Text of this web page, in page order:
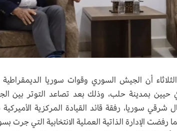
الثلاثاء أن الجيش السوري وقوات سوريا
حيين بمدينة حلب، وذلك بعد تصاعد التوتر بين
سوريا، رفقة قائد القيادة المركزية الأميركية
الإدارة الذاتية العملية الانتخابية التي جرت